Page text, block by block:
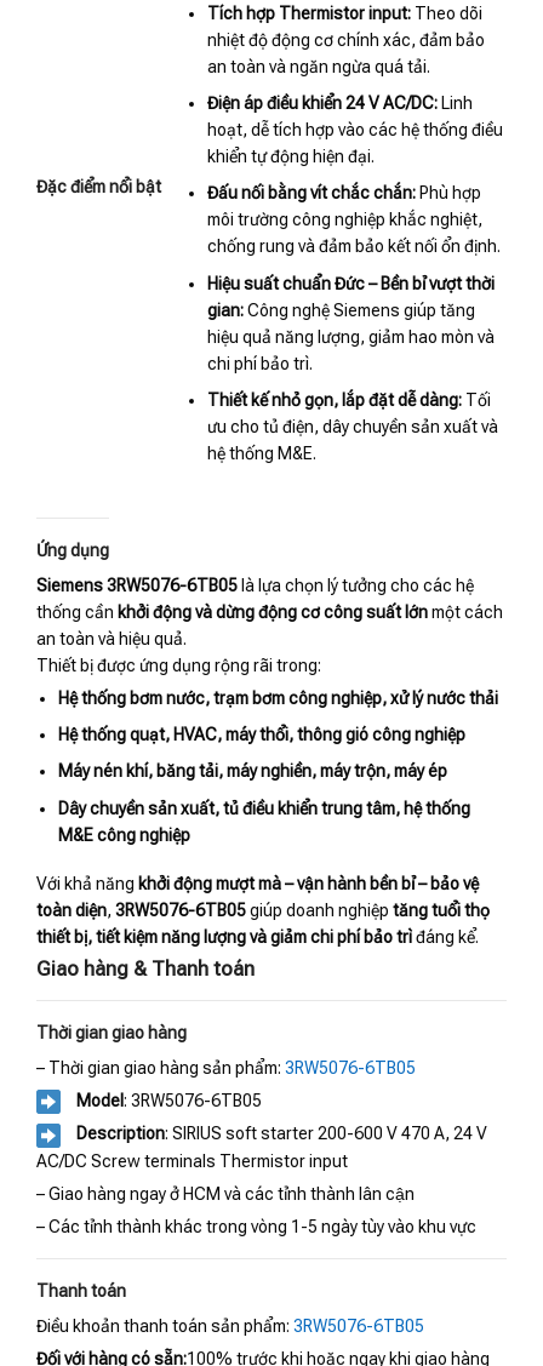
Đặc điểm nổi bật
Tích hợp Thermistor input:Theo dõi
nhiệt độ động cơ chính xác, đảm bảo
an toàn và ngăn ngừa quá tải.
Điện áp điều khiển 24 V AC/DC:Linh
hoạt, dễ tích hợp vào các hệ thống điều
khiển tự động hiện đại.
Đấu nối bằng vít chắc chắn:Phù hợp
môi trường công nghiệp khắc nghiệt,
chống rung và đảm bảo kết nối ổn định.
Hiệu suất chuẩn Đức – Bền bỉ vượt thời
gian:Công nghệ Siemens giúp tăng
hiệu quả năng lượng, giảm hao mòn và
chi phí bảo trì.
Thiết kế nhỏ gọn, lắp đặt dễ dàng:Tối
ưu cho tủ điện, dây chuyền sản xuất và
hệ thống M&E.
Ứng dụng
Siemens 3RW5076-6TB05 là lựa chọn lý tưởng cho các hệ
thống cần khởi động và dừng động cơ công suất lớnmột cách
an toàn và hiệu quả.
Thiết bị được ứng dụng rộng rãi trong:
Hệ thống bơm nước, trạm bơm công nghiệp, xử lý nước thải
Hệ thống quạt, HVAC, máy thổi, thông gió công nghiệp
Máy nén khí, băng tải, máy nghiền, máy trộn, máy ép
Dây chuyền sản xuất, tủ điều khiển trung tâm, hệ thống
M&E công nghiệp
Với khả năng khởi động mượt mà – vận hành bền bỉ – bảo vệ
toàn diện, 3RW5076-6TB05giúp doanh nghiệp tăng tuổi thọ
thiết bị, tiết kiệm năng lượng và giảm chi phí bảo trìđáng kể.
Giao hàng & Thanh toán
Thời gian giao hàng
– Thời gian giao hàng sản phẩm: 3RW5076-6TB05
Model: 3RW5076-6TB05
Description: SIRIUS soft starter 200-600 V 470 A, 24 V
AC/DC Screw terminals Thermistor input
– Giao hàng ngay ở HCM và các tỉnh thành lân cận
– Các tỉnh thành khác trong vòng 1-5 ngày tùy vào khu vực
Thanh toán
Điều khoản thanh toán sản phẩm: 3RW5076-6TB05
Đối với hàng có sẵn:100% trước khi hoặc ngay khi giao hàng